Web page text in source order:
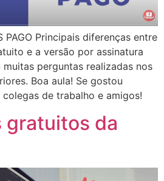
PAGO Principais diferenças entre
e a versão por assinatura
perguntas realizadas nos
Boa aula! Se gostou
de trabalho e amigos!
gratuitos da